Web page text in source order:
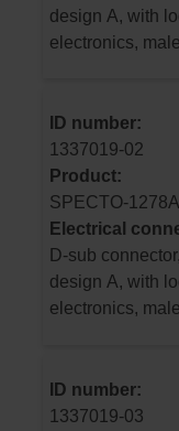
design A, with
electronics,
ID number:
1337019-02
Product:
SPECTO-
Electrical
D-sub
design A, with
electronics,
ID number:
1337019-03